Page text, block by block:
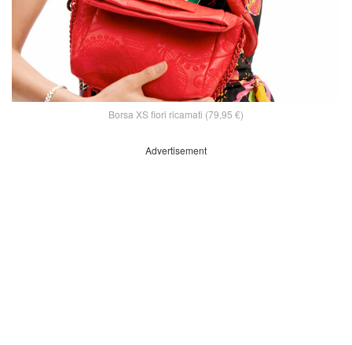
Borsa XS fiori ricamati (79,95 €)
Advertisement